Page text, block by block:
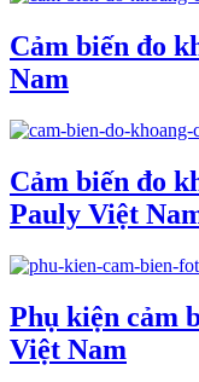
Cảm biến đo
Nam
Cảm biến đo
Pauly Việt
Phụ kiện cảm
Việt Nam